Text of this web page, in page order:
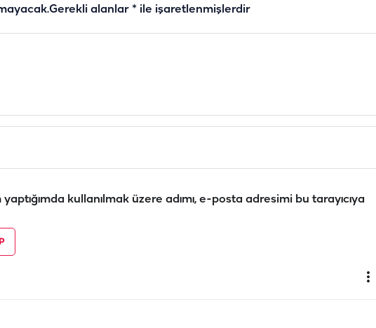
Gerekli alanlar * ile işaretlenmişlerdir
kullanılmak üzere adımı, e-posta adresimi bu tarayıcıya